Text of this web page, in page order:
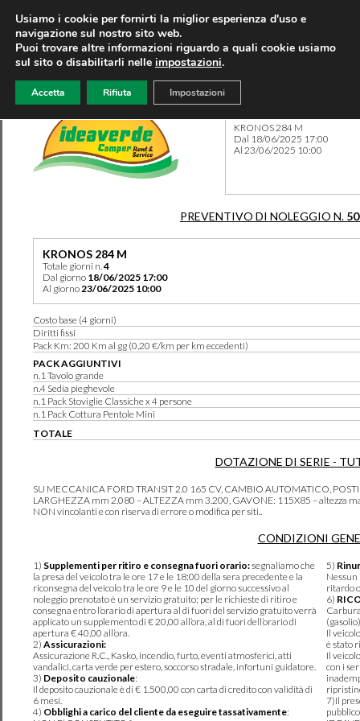
KRONOS 284 M
Dal 18/06/2025 17:00
Al 23/06/2025 10:00
PREVENTIVO DI NOLEGGIO N.
KRONOS 284 M
Totale giorni n.4
Dal giorno 18/06/2025 17:00
Al giorno23/06/2025 10:00
Costo base (4 giorni)
Diritti fissi
Pack Km: 200 Km al gg (0,20 €/km per km eccedenti)
PACK AGGIUNTIVI
n.1 Tavolo grande
n.4 Sedia pieghevole
n.1 Pack Stoviglie Classiche x 4 persone
n.1 Pack Cottura Pentole Mini
TOTALE
DOTAZIONE DI SERIE -
SU MECCANICA FORD TRANSIT 2.0 165 CV, CAMBIO AUTOMATICO,
LARGHEZZA mm 2.080 – ALTEZZA mm 3.200, GAVONE: 115X85 – altezza
NON vincolanti e con riserva di errore o modifica per siti..
CONDIZIONI
1) Supplementi per ritiro e consegna fuori orario:segnaliamo che
la presa del veicolo tra le ore 17 e le 18:00 della sera precedente e la
riconsegna del veicolo tra le ore 9 e le 10 del giorno successivo al
noleggio prenotato è un servizio gratuito; per le richieste di ritiro e
consegna entro l’orario di apertura al di fuori del servizio gratuito verrà
applicato un supplemento di € 20,00 all’ora, al di fuori dell’orario di
apertura € 40,00 all’ora.
2) Assicurazioni:
Assicurazione R.C., Kasko, incendio, furto, eventi atmosferici, atti
vandalici, carta verde per estero, soccorso stradale, infortuni guidatore.
3) Deposito cauzionale:
Il deposito cauzionale è di € 1.500,00 con carta di credito con validità di
6 mesi.
4) Obblighi a carico del cliente da eseguire tassativamente:
5)
Nessun
ritardo
6)
Il
è stato
Il
con i
7)Il
Usiamo i cookie per fornirti la miglior esperienza d'uso e
navigazione sul nostro sito web.
Puoi trovare altre informazioni riguardo a quali cookie usiamo
sul sito o disabilitarli nelle impostazioni.
Accetta Rifiuta Impostazioni